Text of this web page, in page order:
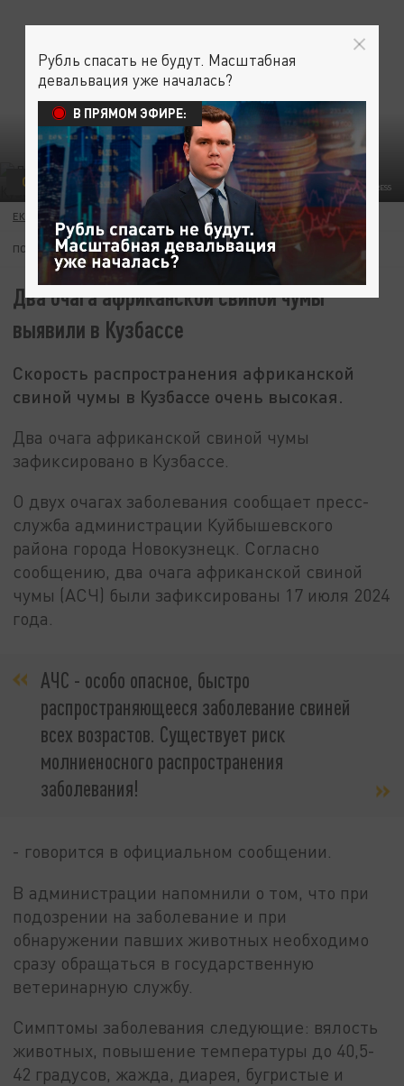
ФОТО: ALEKSEY SMYSHLYAEV/GLOBALLOOKPRESS
ОБЩЕСТВО ПРОИСШЕСТВИЯ
ЕКАТЕРИНА КНЯЗЕВА 20 ИЮЛЯ 12:15
ПОДПИШИТЕСЬ:
Два очага африканской свиной чумы
выявили в Кузбассе
Скорость распространения африканской
свиной чумы в Кузбассе очень высокая.
Два очага африканской свиной чумы
зафиксировано в Кузбассе.
О двух очагах заболевания сообщает пресс-
служба администрации Куйбышевского
района города Новокузнецк. Согласно
сообщению, два очага африканской свиной
чумы (АСЧ) были зафиксированы 17 июля 2024
года.
АЧС - особо опасное, быстро
распространяющееся заболевание свиней
всех возрастов. Существует риск
молниеносного распространения
заболевания!
- говорится в официальном сообщении.
В администрации напомнили о том, что при
подозрении на заболевание и при
обнаружении павших животных необходимо
сразу обращаться в государственную
ветеринарную службу.
Симптомы заболевания следующие: вялость
животных, повышение температуры до 40,5-
42 градусов, жажда, диарея, бугристые и
Рубль спасать не будут. Масштабная
девальвация уже началась?
В ПРЯМОМ ЭФИРЕ: